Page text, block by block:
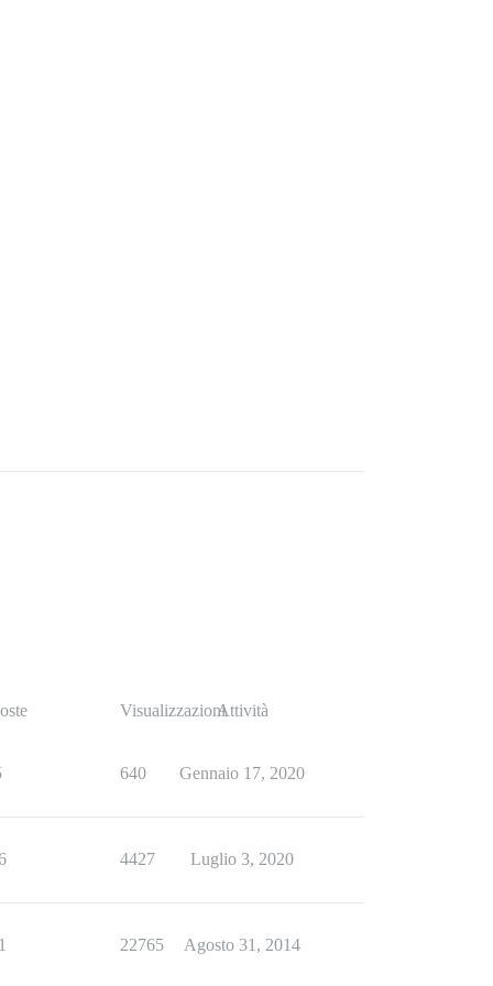
VisualizzazioniAttività
640 Gennaio 17, 2020
4427 Luglio 3, 2020
22765 Agosto 31, 2014